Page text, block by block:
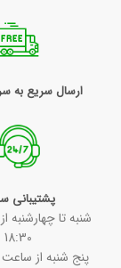
ارسال سریع به
پشتیبانی
18:30
پنج شنبه از ساعت 10 تا 14.30